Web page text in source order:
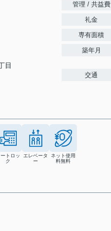
目
管理 / 共益費
礼金
専有面積
築年月
交通
ートロッ
ク
エレベータ
ー
ネット使用
料無料